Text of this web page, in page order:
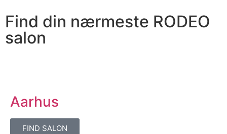
Find din nærmeste RODEO
salon
Aarhus
FIND SALON